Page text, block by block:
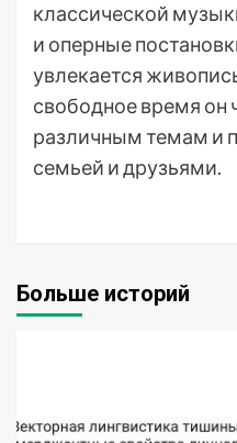
классической
и оперные
увлекается
свободное время он
различным темам и
семьей и друзьями.
Больше историй